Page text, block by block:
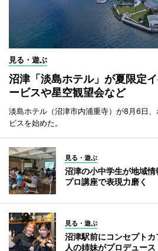
見る・遊ぶ
沼津「淡島ホテル」が夏限定
ービスや星空観望会など
淡島ホテル（沼津市内浦重寺）が8月6日
ビスを始めた。
見る・遊ぶ
沼津の小中学生が地域
プロ講座で表現力磨く
見る・遊ぶ
沼津駅前にコンセプト
人の姉妹がプロデュース